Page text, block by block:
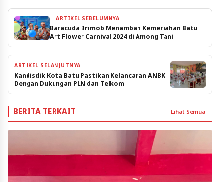
ARTIKEL SEBELUMNYA
Baracuda Brimob Menambah Kemeriahan Batu
Art Flower Carnival 2024 di Among Tani
ARTIKEL SELANJUTNYA
Kandisdik Kota Batu Pastikan Kelancaran ANBK
Dengan Dukungan PLN dan Telkom
BERITA TERKAIT Lihat Semua